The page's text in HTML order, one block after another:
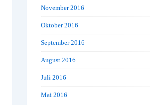
November 2016
Oktober 2016
September 2016
August 2016
Juli 2016
Mai 2016